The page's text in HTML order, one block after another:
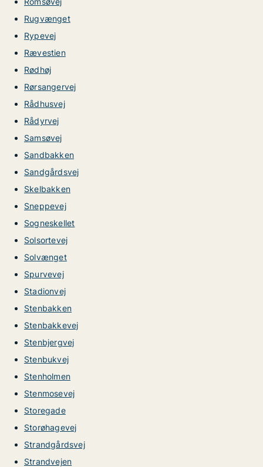
Rugvænget
Rypevej
Rævestien
Rødhøj
Rørsangervej
Rådhusvej
Rådyrvej
Samsøvej
Sandbakken
Sandgårdsvej
Skelbakken
Sneppevej
Sogneskellet
Solsortevej
Solvænget
Spurvevej
Stadionvej
Stenbakken
Stenbakkevej
Stenbjergvej
Stenbukvej
Stenholmen
Stenmosevej
Storegade
Storøhagevej
Strandgårdsvej
Strandvejen